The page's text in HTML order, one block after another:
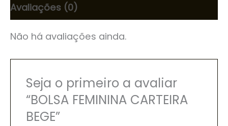
Avaliações (0)
Não há avaliações ainda.
Seja o primeiro a avaliar
“BOLSA FEMININA CARTEIRA
BEGE”